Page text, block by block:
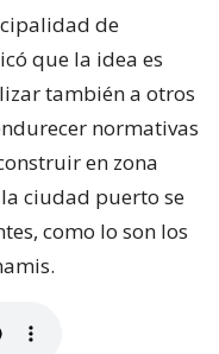
de
que la idea es
también a otros
normativas
en zona
ciudad puerto se
como lo son los